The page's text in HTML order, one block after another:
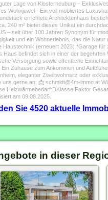
Lage von Klosterneuburg –
Wohnjuwel - Ein voll möbliertes
errichtete Architektenhaus
240 m² bietet dieses Unikat ein
– seit über 100 Jahren Synonym für
und ein Wohnerlebnis, das die
(erneuert 2023) *Garage
befindet sich in einer der
Versorgung sowie öffentliche
Zuhause zum Ankommen und
eleganter Zweitwohnsitz oder
gerne an: 📩 schmidt@4m-immo.at
Heizwärmebedarf:DKlasse Faktor
am 09.08.2025.
Sie 4520 aktuelle
in dieser